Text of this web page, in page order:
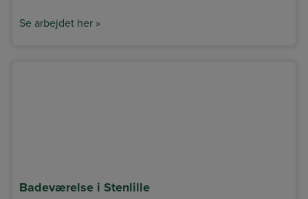
Se arbejdet her »
Badeværelse i Stenlille